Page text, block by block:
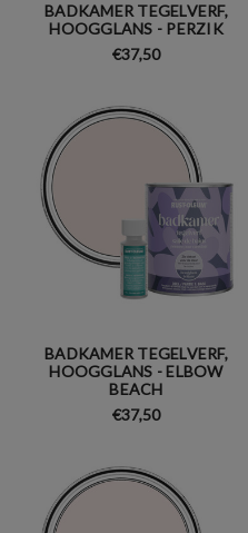
BADKAMER TEGELVERF,
HOOGGLANS - PERZIK
€37,50
BADKAMER TEGELVERF,
HOOGGLANS - ELBOW
BEACH
€37,50